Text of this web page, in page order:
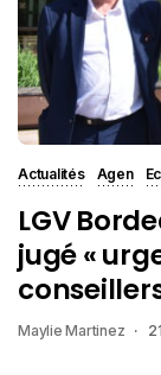
Actualités Agen
LGV
jugé «
Maylie Martinez